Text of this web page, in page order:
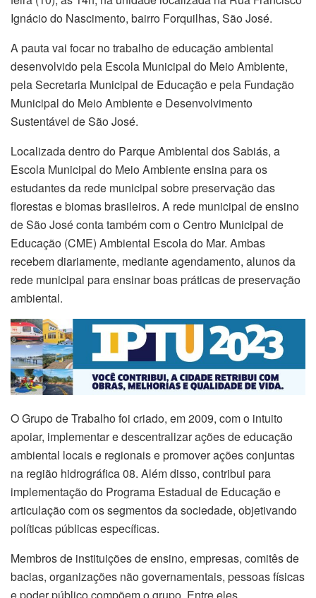
Ignácio do Nascimento, bairro Forquilhas, São José.
A pauta vai focar no trabalho de educação ambiental
desenvolvido pela Escola Municipal do Meio Ambiente,
pela Secretaria Municipal de Educação e pela Fundação
Municipal do Meio Ambiente e Desenvolvimento
Sustentável de São José.
Localizada dentro do Parque Ambiental dos Sabiás, a
Escola Municipal do Meio Ambiente ensina para os
estudantes da rede municipal sobre preservação das
florestas e biomas brasileiros. A rede municipal de ensino
de São José conta também com o Centro Municipal de
Educação (CME) Ambiental Escola do Mar. Ambas
recebem diariamente, mediante agendamento, alunos da
rede municipal para ensinar boas práticas de preservação
ambiental.
O Grupo de Trabalho foi criado, em 2009, com o intuito
apoiar, implementar e descentralizar ações de educação
ambiental locais e regionais e promover ações conjuntas
na região hidrográfica 08. Além disso, contribui para
implementação do Programa Estadual de Educação e
articulação com os segmentos da sociedade, objetivando
políticas públicas específicas.
Membros de instituições de ensino, empresas, comitês de
bacias, organizações não governamentais, pessoas físicas
e poder público compõem o grupo. Entre eles